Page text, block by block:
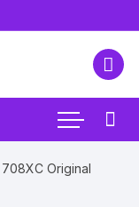
Original